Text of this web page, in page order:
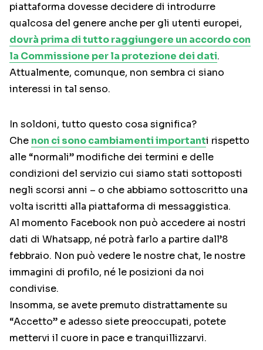
piattaforma dovesse decidere di introdurre
qualcosa del genere anche per gli utenti europei,
dovrà prima di tutto raggiungere un accordo con
la Commissione per la protezione dei dati.
Attualmente, comunque, non sembra ci siano
interessi in tal senso.
In soldoni, tutto questo cosa significa?
Che non ci sono cambiamenti importanti rispetto
alle “normali” modifiche dei termini e delle
condizioni del servizio cui siamo stati sottoposti
negli scorsi anni – o che abbiamo sottoscritto una
volta iscritti alla piattaforma di messaggistica.
Al momento Facebook non può accedere ai nostri
dati di Whatsapp, né potrà farlo a partire dall’8
febbraio. Non può vedere le nostre chat, le nostre
immagini di profilo, né le posizioni da noi
condivise.
Insomma, se avete premuto distrattamente su
“Accetto” e adesso siete preoccupati, potete
mettervi il cuore in pace e tranquillizzarvi.